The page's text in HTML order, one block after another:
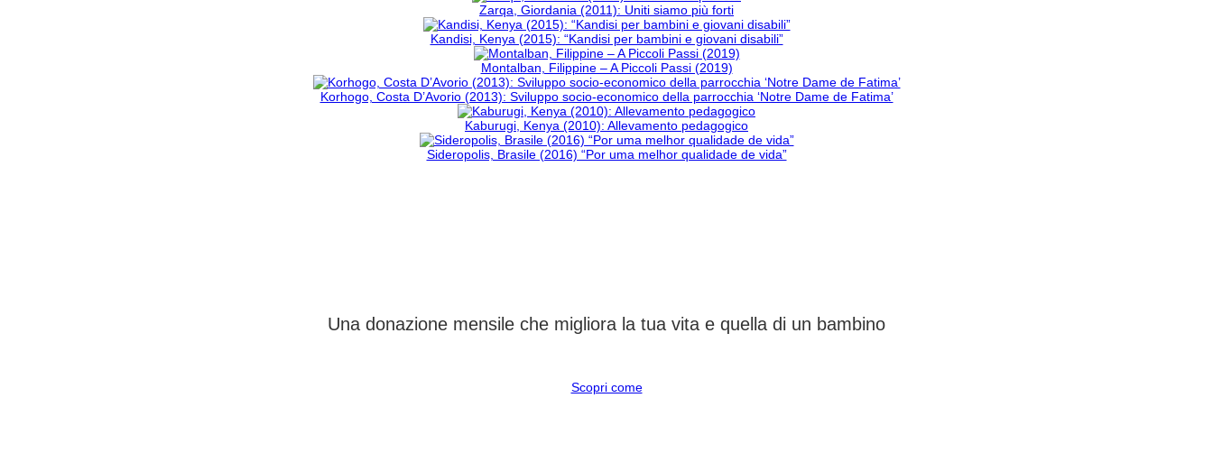
Zarqa, Giordania (2011): Uniti siamo più forti
Kandisi, Kenya (2015): “Kandisi per bambini e giovani disabili”
Montalban, Filippine – A Piccoli Passi (2019)
Korhogo, Costa D’Avorio (2013): Sviluppo socio-economico della parrocchia ‘Notre Dame de Fatima’
Kaburugi, Kenya (2010): Allevamento pedagogico
Sideropolis, Brasile (2016) “Por uma melhor qualidade de vida”
Una donazione mensile che migliora la tua vita e quella di un bambino
Scopri come